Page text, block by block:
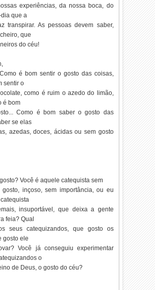
experiências, da nossa boca, do
que a
transpirar. As pessoas devem saber,
que
do céu!
é bom sentir o gosto das coisas,
sentir o
como é ruim o azedo do limão,
é bom
Como é bom saber o gosto das
se elas
azedas, doces, ácidas ou sem gosto
Você é aquele catequista sem
gosto, inçoso, sem importância, ou eu
insuportável, que deixa a gente
feia? Qual
seus catequizandos, que gosto os
gosto ele
Você já conseguiu experimentar
o
de Deus, o gosto do céu?